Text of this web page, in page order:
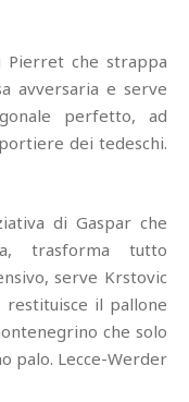
Pierret che strappa
avversaria e serve
perfetto, ad
dei tedeschi.
di Gaspar che
trasforma tutto
serve Krstovic
restituisce il pallone
che solo
palo. Lecce-Werder